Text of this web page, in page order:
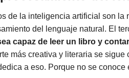
de la inteligencia artificial son la
del lenguaje natural. El
capaz de leer un libro y
más creativa y literaria se
a eso. Porque no se